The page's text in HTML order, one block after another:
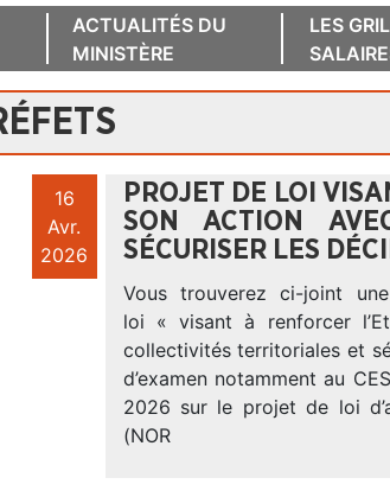
ACTUALITÉS DU
MINISTÈRE
LES
16
Avr.
2026
PROJET DE LOI
SON ACTION
SÉCURISER LES
Vous trouverez ci-joint
loi « visant à renforcer
collectivités territoriales et
d’examen notamment au
2026 sur le projet de loi
(NOR